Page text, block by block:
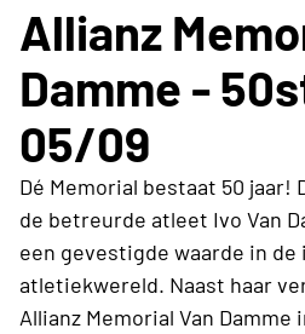
Allianz
Damme -
05/09
Dé Memorial bestaat 50 jaar!
de betreurde atleet Ivo Van
een gevestigde waarde in
atletiekwereld. Naast haar
Allianz Memorial Van Damme